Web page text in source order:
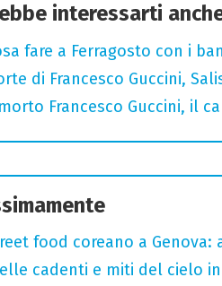
interessarti
fare a Ferragosto con i
di Francesco Guccini,
Francesco Guccini, il
food coreano a Genova:
cadenti e miti del cielo